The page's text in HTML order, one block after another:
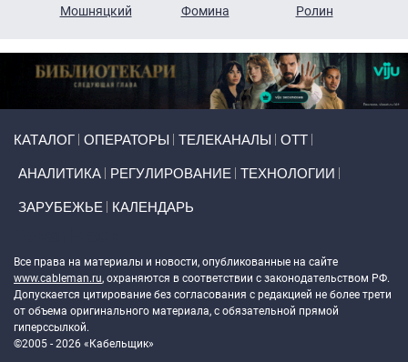
Мошняцкий
Фомина
Ролин
КАТАЛОГ ОПЕРАТОРЫ ТЕЛЕКАНАЛЫ ОТТ
АНАЛИТИКА РЕГУЛИРОВАНИЕ ТЕХНОЛОГИИ
ЗАРУБЕЖЬЕ КАЛЕНДАРЬ
Все права на материалы и новости, опубликованные на сайте
www.cableman.ru, охраняются в соответствии с законодательством РФ.
Допускается цитирование без согласования с редакцией не более трети
от объема оригинального материала, с обязательной прямой
гиперссылкой.
©2005 - 2026 «Кабельщик»